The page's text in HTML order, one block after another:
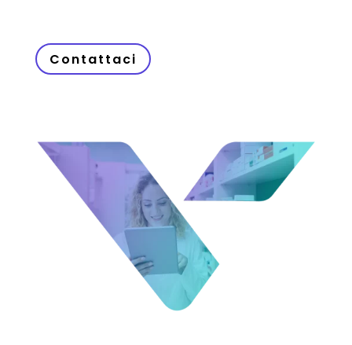
Contattaci